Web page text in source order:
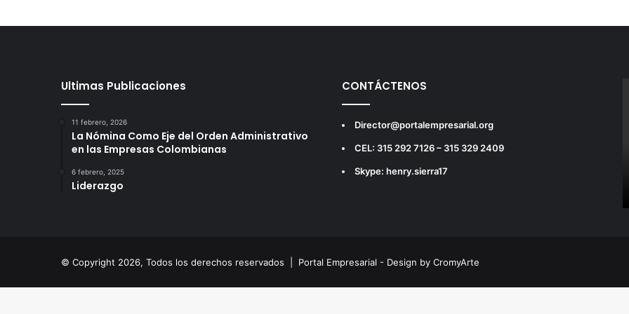
Ultimas Publicaciones
11 febrero, 2026
La Nómina Como Eje del Orden Administrativo
en las Empresas Colombianas
6 febrero, 2025
Liderazgo
CONTÁCTENOS
Director@portalempresarial.org
CEL: 315 292 7126 – 315 329 2409
Skype: henry.sierra17
© Copyright 2026, Todos los derechos reservados | Portal Empresarial - Design by CromyArte